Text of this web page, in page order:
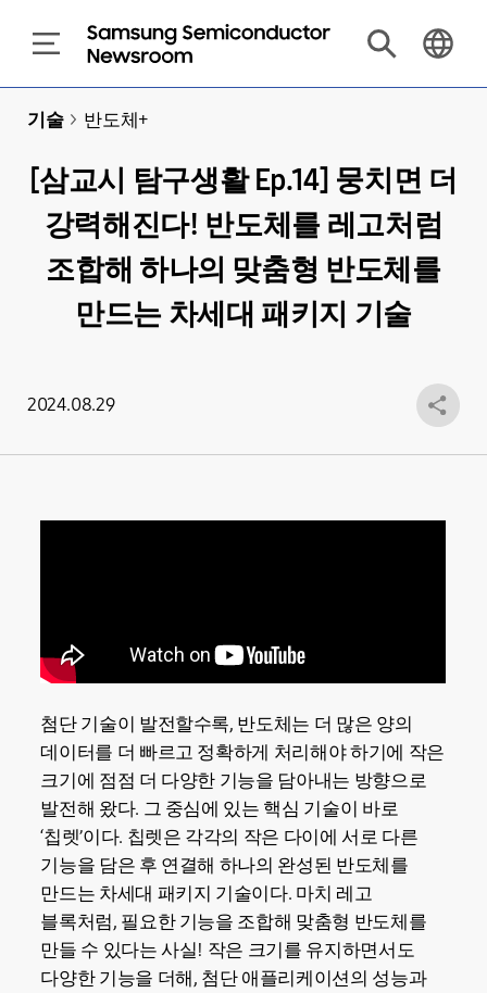
기술 > 반도체+
[삼교시 탐구생활 Ep.14] 뭉치면 더
강력해진다! 반도체를 레고처럼
조합해 하나의 맞춤형 반도체를
만드는 차세대 패키지 기술
2024.08.29
첨단 기술이 발전할수록, 반도체는 더 많은 양의
데이터를 더 빠르고 정확하게 처리해야 하기에 작은
크기에 점점 더 다양한 기능을 담아내는 방향으로
발전해 왔다. 그 중심에 있는 핵심 기술이 바로
‘칩렛’이다. 칩렛은 각각의 작은 다이에 서로 다른
기능을 담은 후 연결해 하나의 완성된 반도체를
만드는 차세대 패키지 기술이다. 마치 레고
블록처럼, 필요한 기능을 조합해 맞춤형 반도체를
만들 수 있다는 사실! 작은 크기를 유지하면서도
다양한 기능을 더해, 첨단 애플리케이션의 성능과